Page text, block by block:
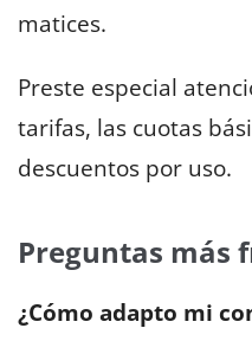
matices.
Preste especial
tarifas, las cuotas
descuentos por uso.
Preguntas más
¿Cómo adapto mi